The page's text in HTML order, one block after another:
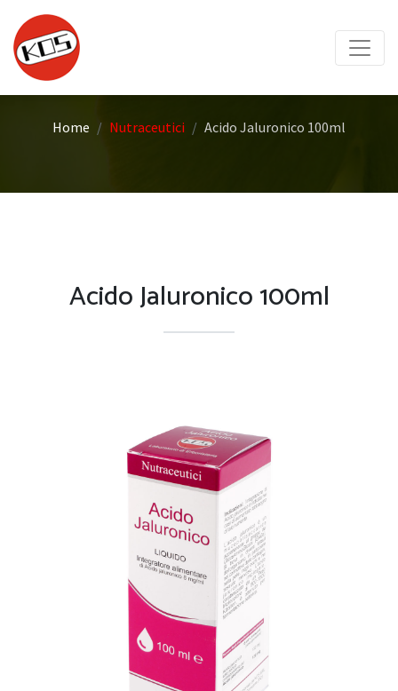
Home Nutraceutici Acido Jaluronico 100ml
Acido Jaluronico 100ml